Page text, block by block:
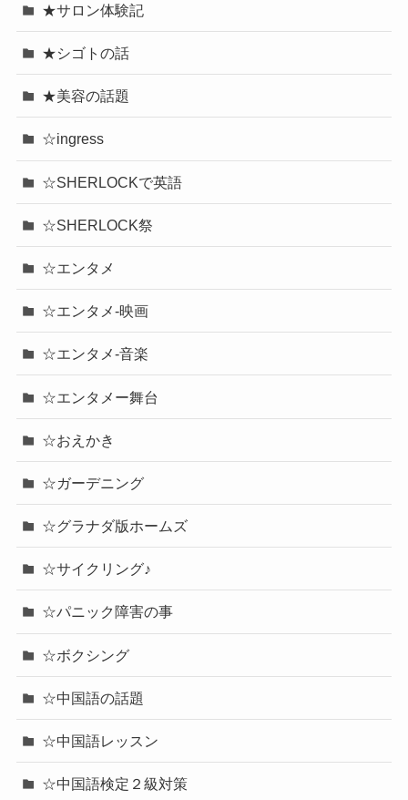
★サロン体験記
★シゴトの話
★美容の話題
☆ingress
☆SHERLOCKで英語
☆SHERLOCK祭
☆エンタメ
☆エンタメ-映画
☆エンタメ-音楽
☆エンタメー舞台
☆おえかき
☆ガーデニング
☆グラナダ版ホームズ
☆サイクリング♪
☆パニック障害の事
☆ボクシング
☆中国語の話題
☆中国語レッスン
☆中国語検定２級対策